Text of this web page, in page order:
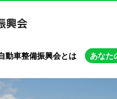
動車整備振興会とは あなた